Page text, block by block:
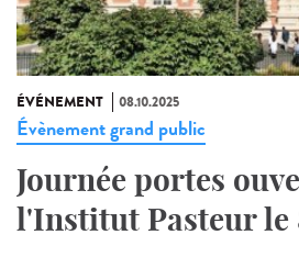
ÉVÉNEMENT 08.10.2025
Évènement grand public
Journée portes
l'Institut Pasteur le